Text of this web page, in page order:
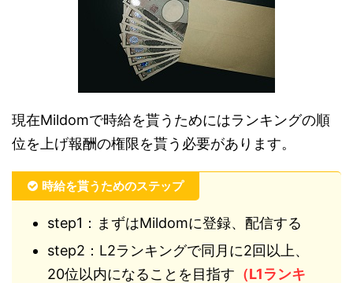
現在Mildomで時給を貰うためにはランキングの順
位を上げ報酬の権限を貰う必要があります。
時給を貰うためのステップ
step1：まずはMildomに登録、配信する
step2：L2ランキングで同月に2回以上、
20位以内になることを目指す （L1ランキ